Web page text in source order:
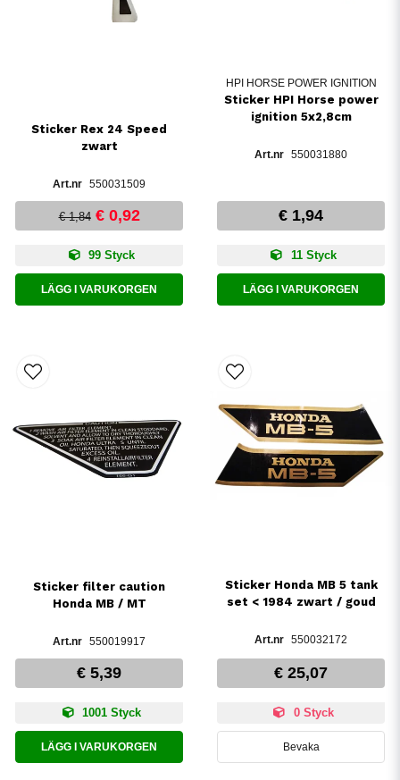
Sticker Rex 24 Speed
zwart
550031509
€ 1,84 € 0,92
99 Styck
LÄGG I VARUKORGEN
HPI HORSE POWER IGNITION
Sticker HPI Horse power
ignition 5x2,8cm
550031880
€ 1,94
11 Styck
LÄGG I VARUKORGEN
Sticker filter caution
Honda MB / MT
550019917
€ 5,39
1001 Styck
LÄGG I VARUKORGEN
Sticker Honda MB 5 tank
set < 1984 zwart / goud
550032172
€ 25,07
0 Styck
Bevaka